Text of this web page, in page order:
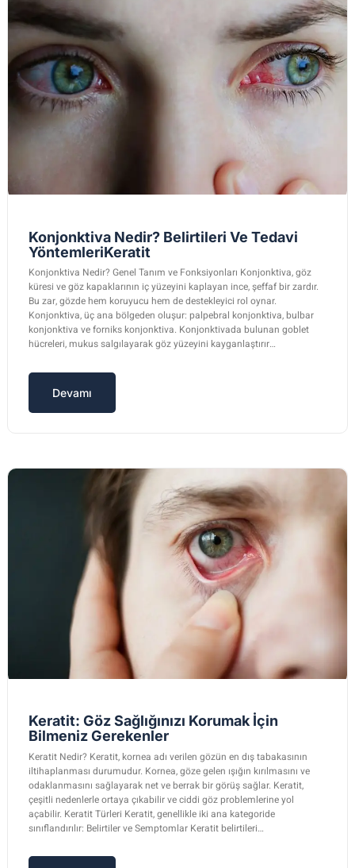
Konjonktiva Nedir? Belirtileri Ve Tedavi
YöntemleriKeratit
Konjonktiva Nedir? Genel Tanım ve Fonksiyonları Konjonktiva, göz
küresi ve göz kapaklarının iç yüzeyini kaplayan ince, şeffaf bir zardır.
Bu zar, gözde hem koruyucu hem de destekleyici rol oynar.
Konjonktiva, üç ana bölgeden oluşur: palpebral konjonktiva, bulbar
konjonktiva ve forniks konjonktiva. Konjonktivada bulunan goblet
hücreleri, mukus salgılayarak göz yüzeyini kayganlaştırır…
Devamı
Keratit: Göz Sağlığınızı Korumak İçin
Bilmeniz Gerekenler
Keratit Nedir? Keratit, kornea adı verilen gözün en dış tabakasının
iltihaplanması durumudur. Kornea, göze gelen ışığın kırılmasını ve
odaklanmasını sağlayarak net ve berrak bir görüş sağlar. Keratit,
çeşitli nedenlerle ortaya çıkabilir ve ciddi göz problemlerine yol
açabilir. Keratit Türleri Keratit, genellikle iki ana kategoride
sınıflandırılır: Belirtiler ve Semptomlar Keratit belirtileri…